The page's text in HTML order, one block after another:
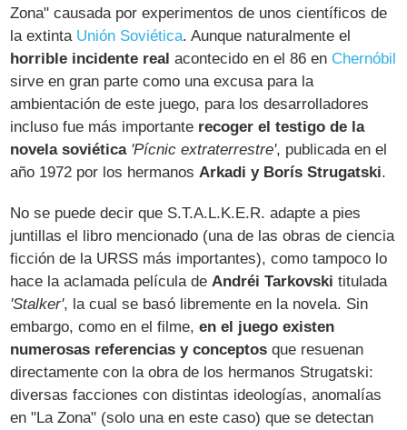
Zona" causada por experimentos de unos científicos de
la extinta Unión Soviética. Aunque naturalmente el
horrible incidente real acontecido en el 86 en Chernóbil
sirve en gran parte como una excusa para la
ambientación de este juego, para los desarrolladores
incluso fue más importante recoger el testigo de la
novela soviética 'Pícnic extraterrestre', publicada en el
año 1972 por los hermanosArkadi y Borís Strugatski.
No se puede decir que S.T.A.L.K.E.R. adapte a pies
juntillas el libro mencionado (una de las obras de ciencia
ficción de la URSS más importantes), como tampoco lo
hace la aclamada película deAndréi Tarkovski titulada
'Stalker', la cual se basó libremente en la novela. Sin
embargo, como en el filme,en el juego existen
numerosas referencias y conceptos que resuenan
directamente con la obra de los hermanos Strugatski:
diversas facciones con distintas ideologías, anomalías
en "La Zona" (solo una en este caso) que se detectan